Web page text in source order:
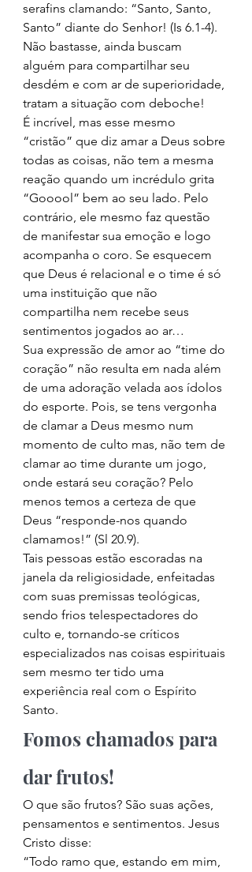
serafins clamando: “Santo, Santo,
Santo” diante do Senhor! (Is 6.1-4).
Não bastasse, ainda buscam
alguém para compartilhar seu
desdém e com ar de superioridade,
tratam a situação com deboche!
É incrível, mas esse mesmo
“cristão” que diz amar a Deus sobre
todas as coisas, não tem a mesma
reação quando um incrédulo grita
“Gooool” bem ao seu lado. Pelo
contrário, ele mesmo faz questão
de manifestar sua emoção e logo
acompanha o coro. Se esquecem
que Deus é relacional e o time é só
uma instituição que não
compartilha nem recebe seus
sentimentos jogados ao ar…
Sua expressão de amor ao “time do
coração” não resulta em nada além
de uma adoração velada aos ídolos
do esporte. Pois, se tens vergonha
de clamar a Deus mesmo num
momento de culto mas, não tem de
clamar ao time durante um jogo,
onde estará seu coração? Pelo
menos temos a certeza de que
Deus “responde-nos quando
clamamos!” (Sl 20.9).
Tais pessoas estão escoradas na
janela da religiosidade, enfeitadas
com suas premissas teológicas,
sendo frios telespectadores do
culto e, tornando-se críticos
especializados nas coisas espirituais
sem mesmo ter tido uma
experiência real com o Espírito
Santo.
Fomos chamados para
dar frutos!
O que são frutos? São suas ações,
pensamentos e sentimentos. Jesus
Cristo disse:
“Todo ramo que, estando em mim,